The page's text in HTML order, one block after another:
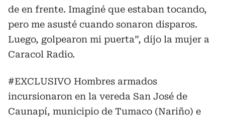
de en frente. Imaginé que estaban tocando,
pero me asusté cuando sonaron disparos.
Luego, golpearon mi puerta”, dijo la mujer a
Caracol Radio.
#EXCLUSIVO Hombres armados
incursionaron en la vereda San José de
Caunapí, municipio de Tumaco (Nariño) e